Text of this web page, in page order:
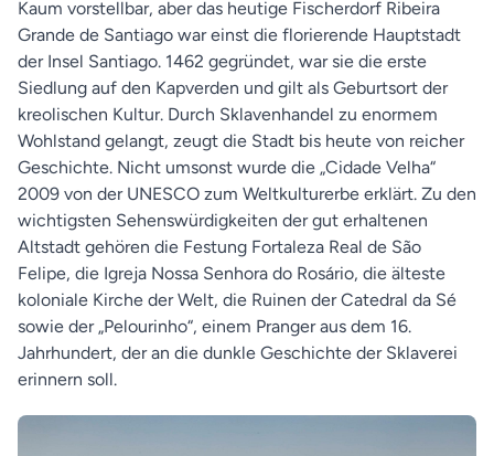
Kaum vorstellbar, aber das heutige Fischerdorf Ribeira
Grande de Santiago war einst die florierende Hauptstadt
der Insel Santiago. 1462 gegründet, war sie die erste
Siedlung auf den Kapverden und gilt als Geburtsort der
kreolischen Kultur. Durch Sklavenhandel zu enormem
Wohlstand gelangt, zeugt die Stadt bis heute von reicher
Geschichte. Nicht umsonst wurde die „Cidade Velha“
2009 von der UNESCO zum Weltkulturerbe erklärt. Zu den
wichtigsten Sehenswürdigkeiten der gut erhaltenen
Altstadt gehören die Festung Fortaleza Real de São
Felipe, die Igreja Nossa Senhora do Rosário, die älteste
koloniale Kirche der Welt, die Ruinen der Catedral da Sé
sowie der „Pelourinho“, einem Pranger aus dem 16.
Jahrhundert, der an die dunkle Geschichte der Sklaverei
erinnern soll.